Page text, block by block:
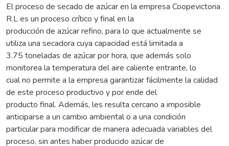
El proceso de secado de azúcar en la empresa Coopevictoria
R.L es un proceso crítico y final en la
producción de azúcar refino, para lo que actualmente se
utiliza una secadora cuya capacidad está limitada a
3.75 toneladas de azúcar por hora, que además solo
monitorea la temperatura del aire caliente entrante, lo
cual no permite a la empresa garantizar fácilmente la calidad
de este proceso productivo y por ende del
producto final. Además, les resulta cercano a imposible
anticiparse a un cambio ambiental o a una condición
particular para modificar de manera adecuada variables del
proceso, sin antes haber producido azúcar de